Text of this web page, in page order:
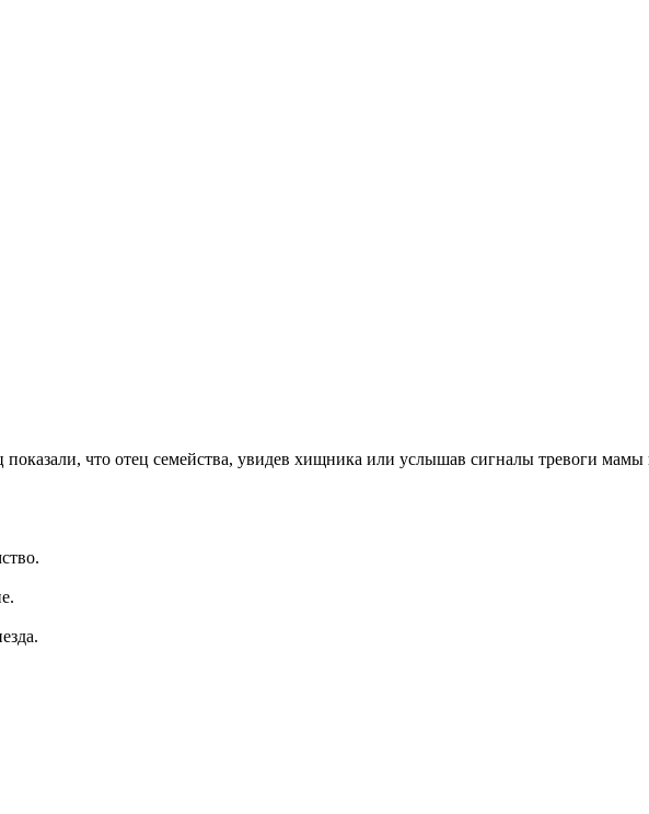
что отец семейства, увидев хищника или услышав сигналы тревоги